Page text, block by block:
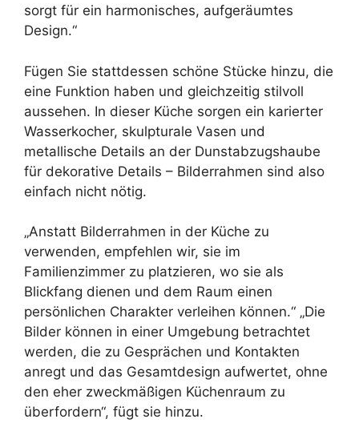
sorgt für ein harmonisches, aufgeräumtes
Design.“
Fügen Sie stattdessen schöne Stücke hinzu, die
eine Funktion haben und gleichzeitig stilvoll
aussehen. In dieser Küche sorgen ein karierter
Wasserkocher, skulpturale Vasen und
metallische Details an der Dunstabzugshaube
für dekorative Details – Bilderrahmen sind also
einfach nicht nötig.
„Anstatt Bilderrahmen in der Küche zu
verwenden, empfehlen wir, sie im
Familienzimmer zu platzieren, wo sie als
Blickfang dienen und dem Raum einen
persönlichen Charakter verleihen können.“ „Die
Bilder können in einer Umgebung betrachtet
werden, die zu Gesprächen und Kontakten
anregt und das Gesamtdesign aufwertet, ohne
den eher zweckmäßigen Küchenraum zu
überfordern“, fügt sie hinzu.